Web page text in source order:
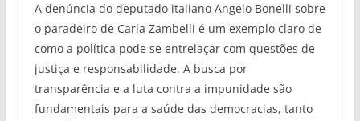
A denúncia do deputado italiano Angelo Bonelli sobre
o paradeiro de Carla Zambelli é um exemplo claro de
como a política pode se entrelaçar com questões de
justiça e responsabilidade. A busca por
transparência e a luta contra a impunidade são
fundamentais para a saúde das democracias, tanto